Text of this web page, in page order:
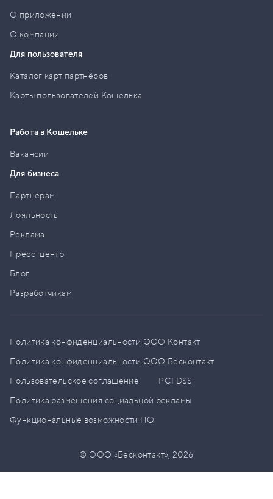
О приложении
О компании
Для пользователя
Каталог карт партнёров
Карты пользователей Кошелька
Работа в Кошельке
Вакансии
Для бизнеса
Партнёрам
Лояльность
Реклама
Пресс–центр
Блог
Разработчикам
Политика конфиденциальности ООО Контакт
Политика конфиденциальности ООО Бесконтакт
Пользовательское соглашение
PCI DSS
Политика размещения социальной рекламы
Функциональные возможности ПО
© ООО «Бесконтакт»,2026